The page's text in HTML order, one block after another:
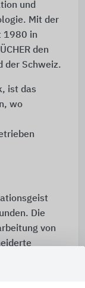
und
Mit der
1980 in
den
der Schweiz.
ist das
wo
Die
von
der